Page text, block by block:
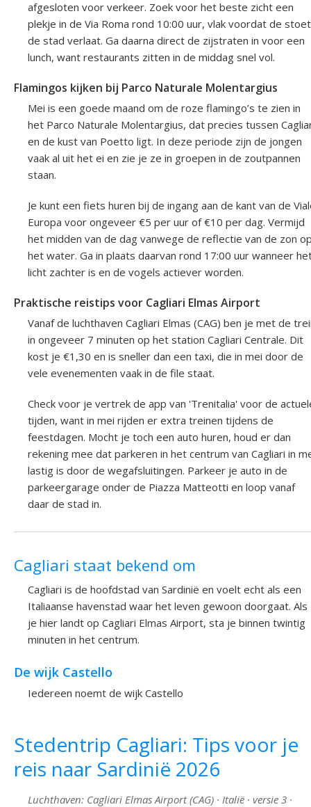
afgesloten voor verkeer. Zoek voor het beste zicht een
plekje in de Via Roma rond 10:00 uur, vlak voordat de stoet
de stad verlaat. Ga daarna direct de zijstraten in voor een
lunch, want restaurants zitten in de middag snel vol.
Flamingos kijken bij Parco Naturale Molentargius
Mei is een goede maand om de roze flamingo’s te zien in
het Parco Naturale Molentargius, dat precies tussen
en de kust van Poetto ligt. In deze periode zijn de jongen
vaak al uit het ei en zie je ze in groepen in de zoutpannen
staan.
Je kunt een fiets huren bij de ingang aan de kant van de
Europa voor ongeveer €5 per uur of €10 per dag. Vermijd
het midden van de dag vanwege de reflectie van de zon
het water. Ga in plaats daarvan rond 17:00 uur wanneer
licht zachter is en de vogels actiever worden.
Praktische reistips voor Cagliari Elmas Airport
Vanaf de luchthaven Cagliari Elmas (CAG) ben je met de
in ongeveer 7 minuten op het station Cagliari Centrale. Dit
kost je €1,30 en is sneller dan een taxi, die in mei door de
vele evenementen vaak in de file staat.
Check voor je vertrek de app van 'Trenitalia' voor de
tijden, want in mei rijden er extra treinen tijdens de
feestdagen. Mocht je toch een auto huren, houd er dan
rekening mee dat parkeren in het centrum van Cagliari in
lastig is door de wegafsluitingen. Parkeer je auto in de
parkeergarage onder de Piazza Matteotti en loop vanaf
daar de stad in.
Cagliari staat bekend om
Cagliari is de hoofdstad van Sardinië en voelt echt als een
Italiaanse havenstad waar het leven gewoon doorgaat. Als
je hier landt op Cagliari Elmas Airport, sta je binnen twintig
minuten in het centrum.
De wijk Castello
Iedereen noemt de wijk Castello
Stedentrip Cagliari: Tips voor je
reis naar Sardinië 2026
Luchthaven: Cagliari Elmas Airport (CAG) · Italië · versie 3 ·